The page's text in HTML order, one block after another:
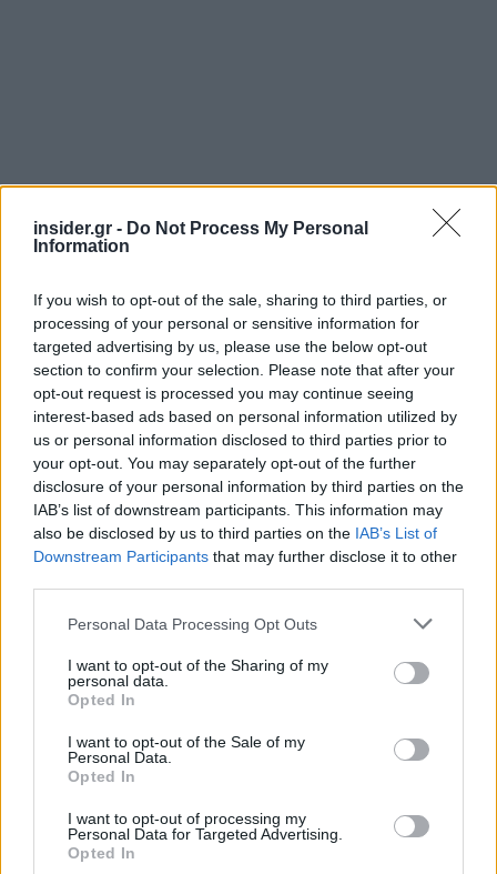
insider.gr - Do Not Process My Personal
Information
If you wish to opt-out of the sale, sharing to third parties, or
processing of your personal or sensitive information for
targeted advertising by us, please use the below opt-out
section to confirm your selection. Please note that after your
opt-out request is processed you may continue seeing
interest-based ads based on personal information utilized by
us or personal information disclosed to third parties prior to
your opt-out. You may separately opt-out of the further
disclosure of your personal information by third parties on the
IAB’s list of downstream participants. This information may
also be disclosed by us to third parties on the IAB’s List of
Downstream Participants that may further disclose it to other
Please note that this website/app uses one or more Google
not limited to your visit or usage behaviour. You may click to
grant or deny consent to Google and its third-party tags to
use your data for below specified purposes in below Google
consent section.
Personal Data Processing Opt Outs
I want to opt-out of the Sharing of my
personal data.
Opted In
I want to opt-out of the Sale of my
Personal Data.
Opted In
I want to opt-out of processing my
Personal Data for Targeted Advertising.
Opted In
Ακολουθήστε τοinsider.gr στο Google Newsκαι μάθετε
πρώτοι όλες τιςειδήσειςαπό την Ελλάδα και τον κόσμο.